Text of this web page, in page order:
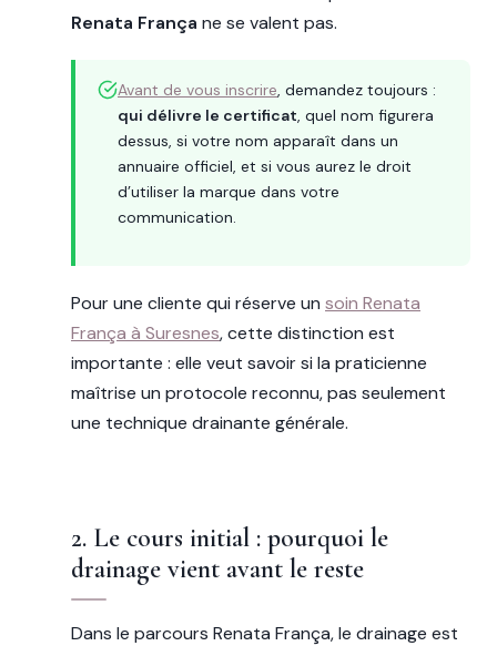
Renata França ne se valent pas.
Avant de vous inscrire, demandez toujours :
qui délivre le certificat, quel nom figurera
dessus, si votre nom apparaît dans un
annuaire officiel, et si vous aurez le droit
d’utiliser la marque dans votre
communication.
Pour une cliente qui réserve un soin Renata
França à Suresnes, cette distinction est
importante : elle veut savoir si la praticienne
maîtrise un protocole reconnu, pas seulement
une technique drainante générale.
2. Le cours initial : pourquoi le
drainage vient avant le reste
Dans le parcours Renata França, le drainage est